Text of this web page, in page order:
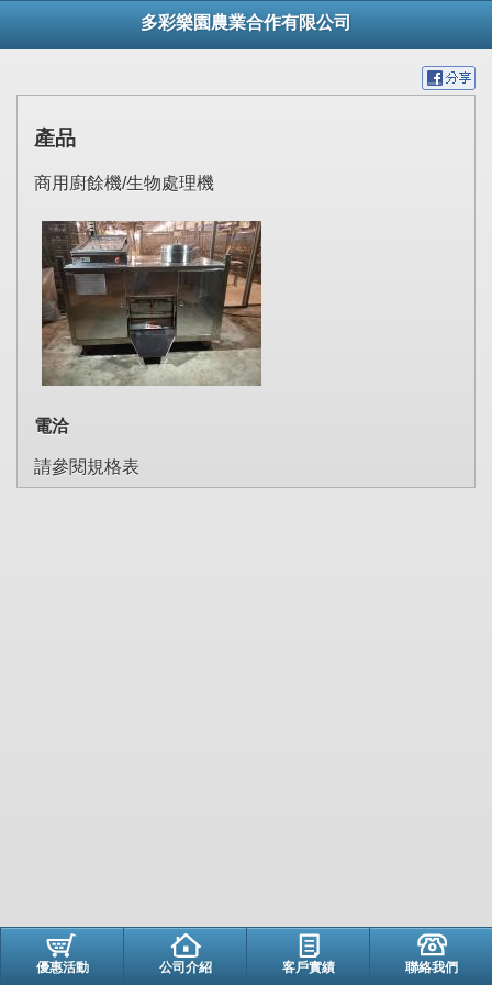
多彩樂園農業合作有限公司
產品
商用廚餘機/生物處理機
電洽
請參閱規格表
優惠活動 公司介紹 客戶實績 聯絡我們